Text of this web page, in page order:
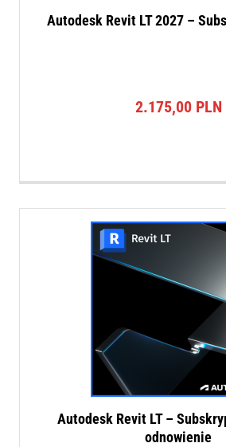
Autodesk Revit LT 2027 –
2.175,00 PLN
Autodesk Revit LT –
odnowienie